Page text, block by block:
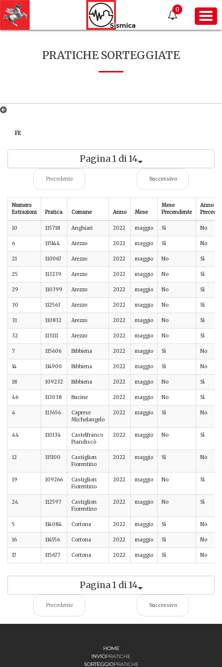
0
PRATICHE SORTEGGIATE
FE
Pagina 1 di 14
Precedente Successivo
Numero
Estrazioni
Pratica Comune Anno Mese
Mese
Precendente
Anno
10 115718 Anghiari 2022 maggio Sì No
6 115144 Arezzo 2022 maggio Sì No
21 110067 Arezzo 2022 maggio No Sì
25 113239 Arezzo 2022 maggio No Sì
29 110399 Arezzo 2022 maggio No Sì
30 112563 Arezzo 2022 maggio No Sì
31 110832 Arezzo 2022 maggio No Sì
32 113111 Arezzo 2022 maggio No Sì
7 115606 Bibbiena 2022 maggio Sì No
14 114900 Bibbiena 2022 maggio Sì No
18 109232 Bibbiena 2022 maggio No Sì
46 113038 Bucine 2022 maggio No Sì
4 113656
Caprese
Michelangelo
2022 maggio Sì No
44 110134
Castelfranco
Piandiscò
2022 maggio No Sì
12 115100
Castiglion
Fiorentino
2022 maggio Sì No
19 109266
Castiglion
Fiorentino
2022 maggio No Sì
24 112597
Castiglion
Fiorentino
2022 maggio No Sì
5 114084 Cortona 2022 maggio Sì No
16 114556 Cortona 2022 maggio Sì No
17 115677 Cortona 2022 maggio Sì No
Pagina 1 di 14
Precedente Successivo
HOME
INVIOPRATICHE
SORTEGGIOPRATICHE